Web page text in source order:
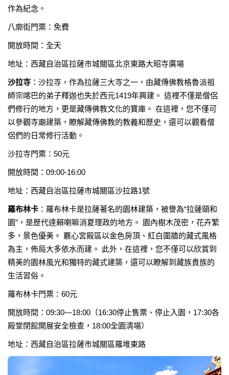
作為紀念。
八廓街門票：免費
開放時間：全天
地址：西藏自治區拉薩市城關區北京東路大昭寺廣場
沙拉寺 ：沙拉寺，作為拉薩三大寺之一，由藏傳佛教格魯派祖
師宗喀巴的弟子釋迦也失於西元1419年興建。 這裡不僅是僧侶
們修行的地方，更是藏傳佛教文化的寶庫。 在這裡，您不僅可
以參觀寺廟建築，瞭解藏傳佛教的教義和歷史，還可以觀看僧
侶們的日常修行活動。
沙拉寺門票：50元
開放時間：09:00-16:00
地址：西藏自治區拉薩市城關區沙拉路1號
羅布林卡 ：羅布林卡是拉薩著名的園林建築，被譽為“拉薩頤和
園”，是歷代達賴喇嘛消夏理政的地方。 園內樹木茂密，花卉繁
多，景色優美。 覈心宮殿區以金色房頂、紅白圍牆的藏式風格
為主，佈局大多依水而建。 此外，在這裡，您不僅可以欣賞到
精美的園林風光和獨特的藏式建築，還可以瞭解到藏族貴族的
生活習俗。
羅布林卡門票：60元
開放時間：09:30—18:00（16:30停止售票、停止入園，17:30各
殿堂閉館開展安全檢查，18:00全園清場）
地址：西藏自治區拉薩市城關區羅堆東路